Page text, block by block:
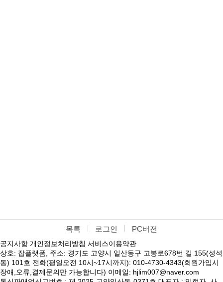
목록 로그인 PC버전
공지사항 개인정보처리방침 서비스이용약관
상호: 잡플랫폼, 주소: 경기도 고양시 일산동구 고봉로678번 길 155(성석
동) 101호 전화(평일오전 10시~17시까지): 010-4730-4343(회원가입시
장애,오류,결제문의만 가능합니다) 이메일: hjlim007@naver.com